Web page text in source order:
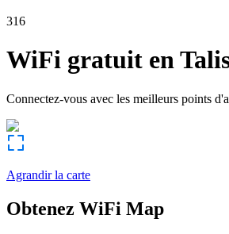
316
WiFi gratuit en
Connectez-vous avec les meilleurs points
Agrandir la carte
Obtenez WiFi Map